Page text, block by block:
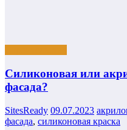
Силиконовая или
фасада?
SitesReady 09.07.2023
фасада, силиконовая краска